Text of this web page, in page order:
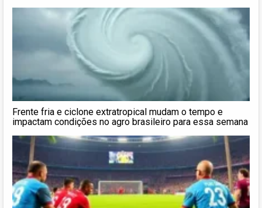
Frente fria e ciclone extratropical mudam o tempo e
impactam condições no agro brasileiro para essa semana